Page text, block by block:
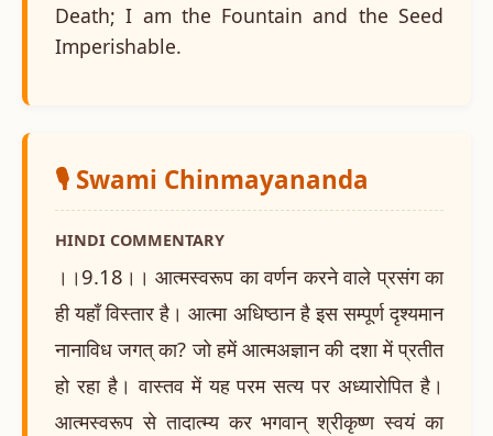
Death; I am the Fountain and the Seed
Imperishable.
🎙️ Swami Chinmayananda
HINDI COMMENTARY
।।9.18।। आत्मस्वरूप का वर्णन करने वाले प्रसंग का
ही यहाँ विस्तार है। आत्मा अधिष्ठान है इस सम्पूर्ण दृश्यमान
नानाविध जगत् का? जो हमें आत्मअज्ञान की दशा में प्रतीत
हो रहा है। वास्तव में यह परम सत्य पर अध्यारोपित है।
आत्मस्वरूप से तादात्म्य कर भगवान् श्रीकृष्ण स्वयं का